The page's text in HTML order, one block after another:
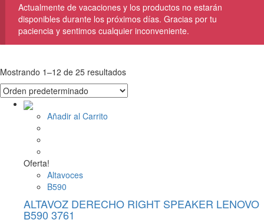
Actualmente de vacaciones y los productos no estarán
disponibles durante los próximos días. Gracias por tu
paciencia y sentimos cualquier inconveniente.
Mostrando 1–12 de 25 resultados
Añadir al Carrito
Oferta!
Altavoces
B590
ALTAVOZ DERECHO RIGHT SPEAKER LENOVO
B590 3761